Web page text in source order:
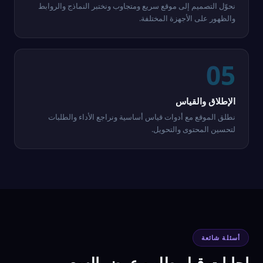
نحوّل التصميم إلى موقع سريع ومتجاوب ونختبر النماذج والروابط
والظهور على الأجهزة المختلفة.
05
الإطلاق والقياس
نطلق الموقع مع أدوات قياس أساسية ونراجع الأداء والطلبات
لتحسين المحتوى والتحويل.
أسئلة شائعة